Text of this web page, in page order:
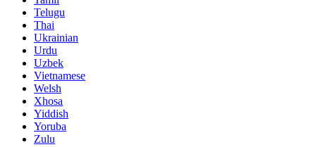
Telugu
Thai
Ukrainian
Urdu
Uzbek
Vietnamese
Welsh
Xhosa
Yiddish
Yoruba
Zulu